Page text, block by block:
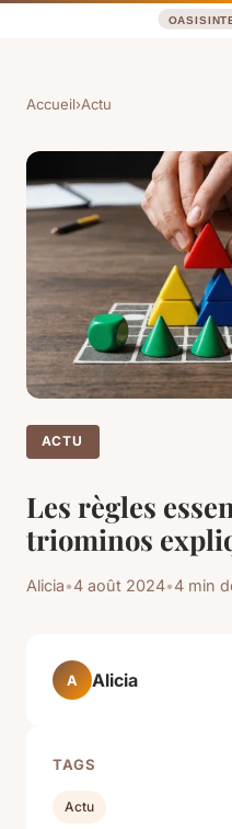
Accueil›Actu
ACTU
Les règles
triominos
Alicia•4 août 2024•4 min
A Alicia
TAGS
Actu